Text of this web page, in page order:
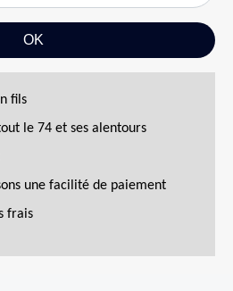
fils
le 74 et ses alentours
une facilité de paiement
frais